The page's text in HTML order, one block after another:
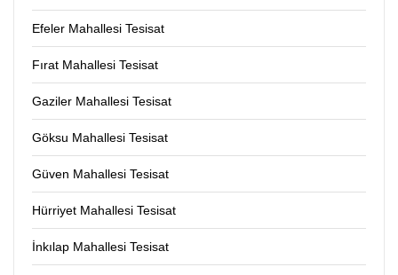
Efeler Mahallesi Tesisat
Fırat Mahallesi Tesisat
Gaziler Mahallesi Tesisat
Göksu Mahallesi Tesisat
Güven Mahallesi Tesisat
Hürriyet Mahallesi Tesisat
İnkılap Mahallesi Tesisat